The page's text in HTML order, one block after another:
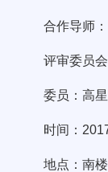
合作导师：
评审委员会
委员：高星
时间：2017
地点：南楼